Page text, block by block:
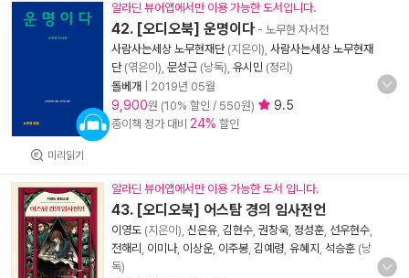
미리읽기
알라딘 뷰어앱에서만 이용 가능한 도서입니다.
42. [오디오북] 운명이다 - 노무현 자서전
사람사는세상 노무현재단(지은이), 사람사는세상 노무현재
단(엮은이), 문성근 (낭독), 유시민 (정리)
돌베개
2019년 05월
9,900원 (10% 할인 / 550원) 9.5
종이책 정가 대비 24% 할인
알라딘 뷰어앱에서만 이용 가능한 도서 입니다.
43. [오디오북] 어스탐 경의 임사전언
이영도 (지은이), 신온유 김현수 권창욱 정성훈 선우현수
전해리
이미나, 이상운, 이주봉 김예령 유혜지 석승훈 (낭
독)